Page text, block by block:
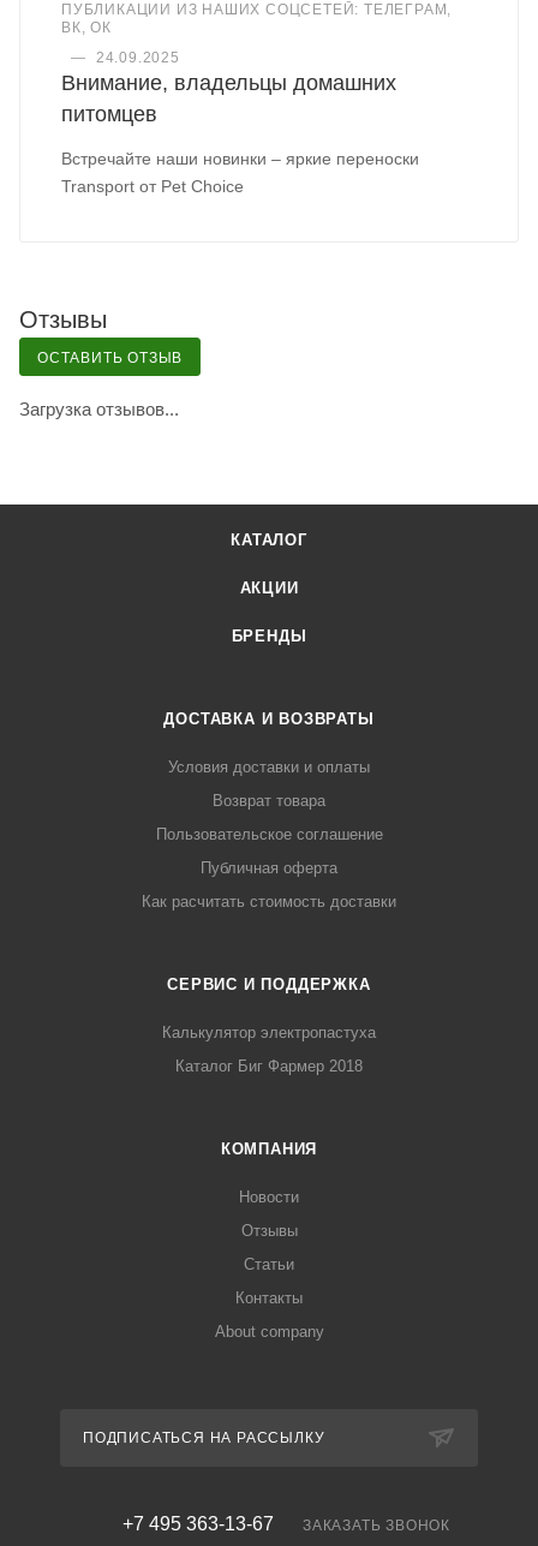
ПУБЛИКАЦИИ ИЗ НАШИХ СОЦСЕТЕЙ: ТЕЛЕГРАМ,
ВК, ОК
—
24.09.2025
Внимание, владельцы домашних
питомцев
Встречайте наши новинки – яркие переноски
Transport от Pet Choice
Отзывы
ОСТАВИТЬ ОТЗЫВ
Загрузка отзывов...
КАТАЛОГ
АКЦИИ
БРЕНДЫ
ДОСТАВКА И ВОЗВРАТЫ
Условия доставки и оплаты
Возврат товара
Пользовательское соглашение
Публичная оферта
Как расчитать стоимость доставки
СЕРВИС И ПОДДЕРЖКА
Калькулятор электропастуха
Каталог Биг Фармер 2018
КОМПАНИЯ
Новости
Отзывы
Статьи
Контакты
About company
ПОДПИСАТЬСЯ НА РАССЫЛКУ
+7 495 363-13-67 ЗАКАЗАТЬ ЗВОНОК